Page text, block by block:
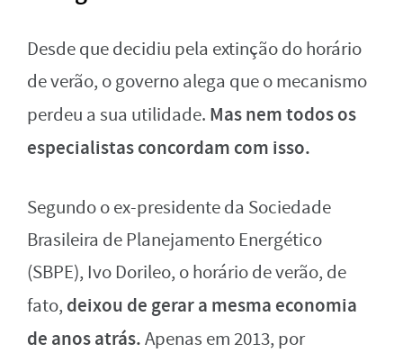
Desde que decidiu pela extinção do horário
de verão, o governo alega que o mecanismo
perdeu a sua utilidade. Mas nem todos os
especialistas concordam com isso.
Segundo o ex-presidente da Sociedade
Brasileira de Planejamento Energético
(SBPE), Ivo Dorileo, o horário de verão, de
fato, deixou de gerar a mesma economia
de anos atrás.Apenas em 2013, por